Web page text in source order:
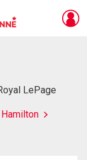
LePage
Hamilton